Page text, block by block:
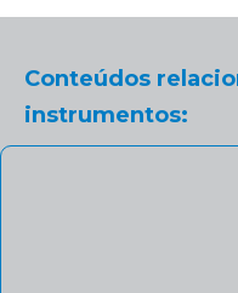
Conteúdos
instrumentos: